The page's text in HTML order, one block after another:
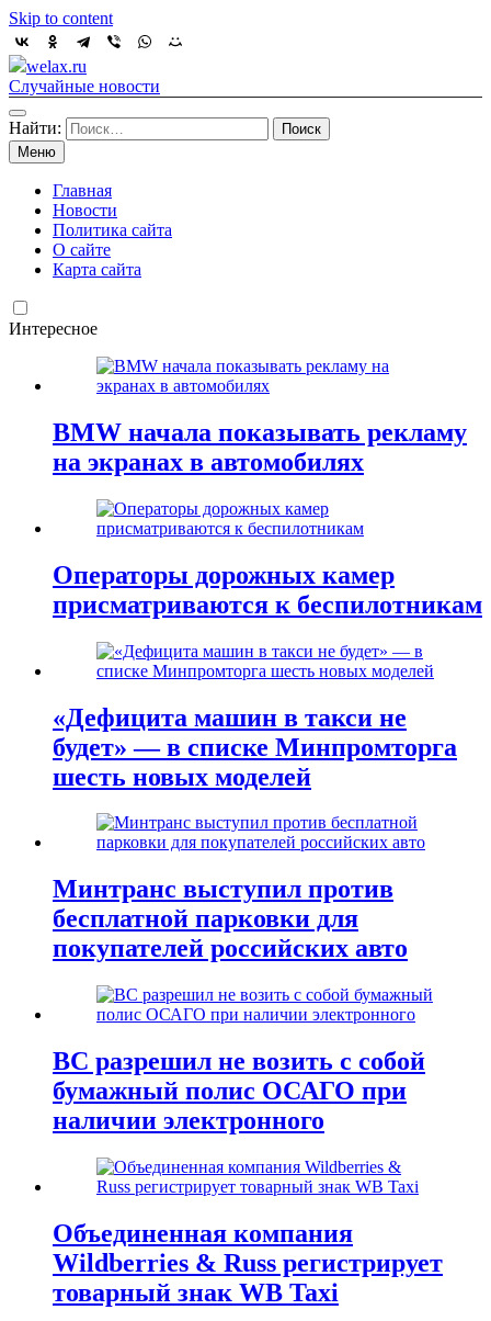
Skip to content
welax.ru
Случайные новости
Найти:
Меню
Главная
Новости
Политика сайта
О сайте
Карта сайта
Интересное
BMW начала показывать рекламу
на экранах в автомобилях
Операторы дорожных камер
присматриваются к беспилотникам
«Дефицита машин в такси не
будет» — в списке Минпромторга
шесть новых моделей
Минтранс выступил против
бесплатной парковки для
покупателей российских авто
ВС разрешил не возить с собой
бумажный полис ОСАГО при
наличии электронного
Объединенная компания
Wildberries & Russ регистрирует
товарный знак WB Taxi